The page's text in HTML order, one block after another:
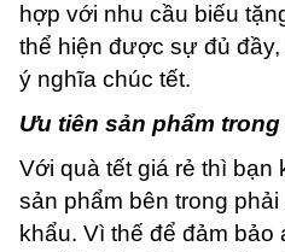
hợp với nhu cầu biếu
thể hiện được sự đủ
ý nghĩa chúc tết.
Ưu tiên sản phẩm
Với quà tết giá rẻ thì bạn
sản phẩm bên trong
khẩu. Vì thế để đảm